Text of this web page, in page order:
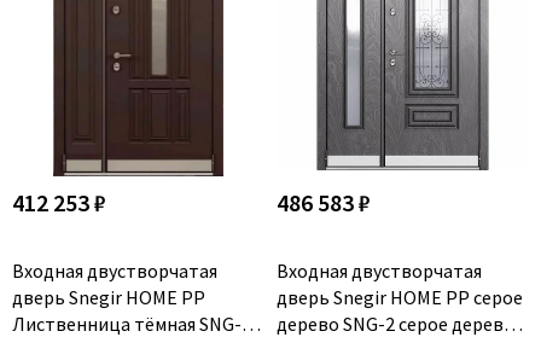
412 253 ₽
Входная двустворчатая
дверь Snegir HOME PP
Лиственница тёмная SNG-1
486 583 ₽
Входная двустворчатая
дверь Snegir HOME PP серое
дерево SNG-2 серое дерево